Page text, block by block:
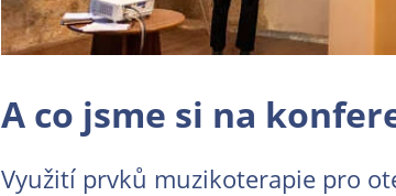
A co jsme si na
Využití prvků muzikoterapie pro